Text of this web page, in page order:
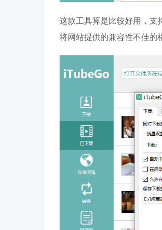
这款工具算是比较好用，支
将网站提供的兼容性不佳的